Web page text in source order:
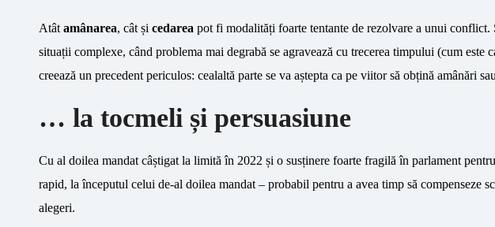
Atât amânarea, cât și cedarea pot fi modalități foarte tentante de rezolvare a unui
situații complexe, când problema mai degrabă se agravează cu trecerea timpului (cum
creează un precedent periculos: cealaltă parte se va aștepta ca pe viitor să obțină amânări
… la tocmeli și persuasiune
Cu al doilea mandat câștigat la limită în 2022 și o susținere foarte fragilă în parlament
rapid, la începutul celui de-al doilea mandat – probabil pentru a avea timp să compenseze
alegeri.